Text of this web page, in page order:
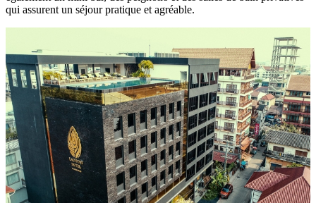
qui assurent‎ un séjour‎ pratique et agréable.